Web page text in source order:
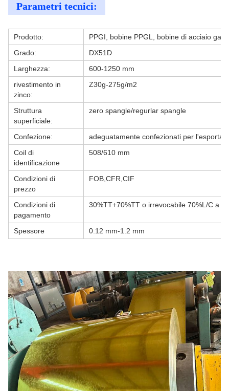
Parametri tecnici:
Prodotto:
PPGI, bobine PPGL, bobine di acciaio
Grado:
DX51D
Larghezza:
600-1250 mm
rivestimento in
zinco:
Z30g-275g/m2
Struttura
superficiale:
zero spangle/regurlar spangle
Confezione:
adeguatamente confezionati per
Coil di
identificazione
508/610 mm
Condizioni di
prezzo
FOB,CFR,CIF
Condizioni di
pagamento
30%TT+70%TT o irrevocabile 70%L/C a
Spessore 0.12 mm-1.2 mm